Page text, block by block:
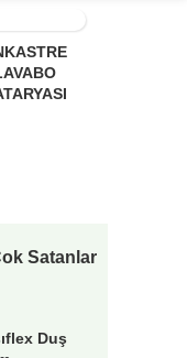
Satanlar
Duş